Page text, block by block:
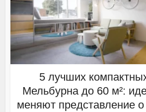
5 лучших
Мельбурна до 60 м²:
меняют представление